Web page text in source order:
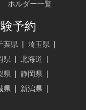
ホルダー一覧
予約
葉県 埼玉県
県 北海道
県 静岡県
県 新潟県